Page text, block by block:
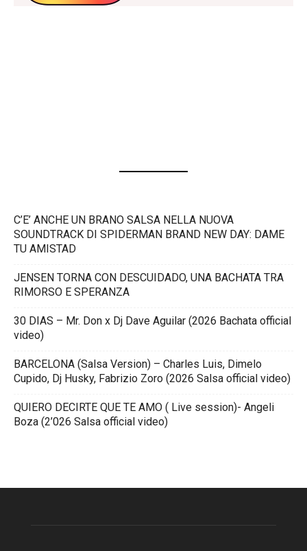
C’E’ ANCHE UN BRANO SALSA NELLA NUOVA
SOUNDTRACK DI SPIDERMAN BRAND NEW DAY: DAME
TU AMISTAD
JENSEN TORNA CON DESCUIDADO, UNA BACHATA TRA
RIMORSO E SPERANZA
30 DIAS – Mr. Don x Dj Dave Aguilar (2026 Bachata official
video)
BARCELONA (Salsa Version) – Charles Luis, Dimelo
Cupido, Dj Husky, Fabrizio Zoro (2026 Salsa official video)
QUIERO DECIRTE QUE TE AMO ( Live session)- Angeli
Boza (2’026 Salsa official video)